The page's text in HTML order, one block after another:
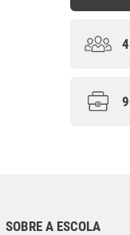
SOBRE A ESCOLA